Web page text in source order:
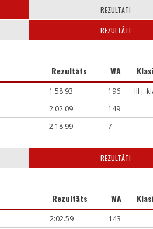
REZULTĀTI
REZULTĀTI
Rezultāts WA
1:58.93 196
III j.
2:02.09
149
2:18.99 7
REZULTĀTI
Rezultāts WA
2:02.59
143